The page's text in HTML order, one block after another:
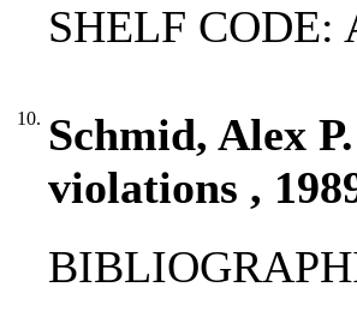
SHELF CODE:
10. Schmid, Alex
violations ,